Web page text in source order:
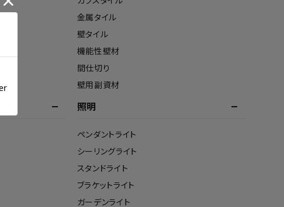
金属タイル
壁タイル
機能性壁材
間仕切り
壁用副資材
照明
ペンダントライト
シーリングライト
スタンドライト
ブラケットライト
ガーデンライト